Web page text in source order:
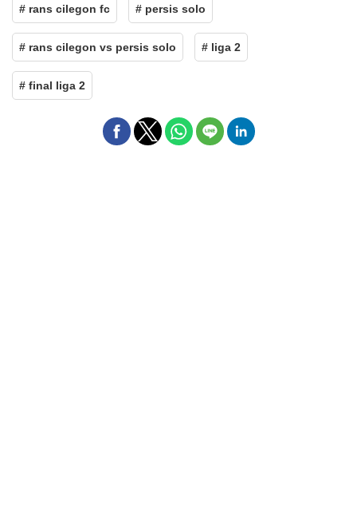
# rans cilegon fc # persis solo
# rans cilegon vs persis solo # liga 2
# final liga 2